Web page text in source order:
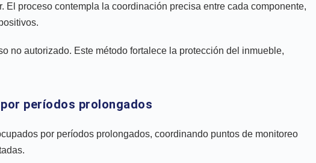
proceso contempla la coordinación precisa entre cada componente,
no autorizado. Este método fortalece la protección del inmueble,
períodos prolongados
por períodos prolongados, coordinando puntos de monitoreo